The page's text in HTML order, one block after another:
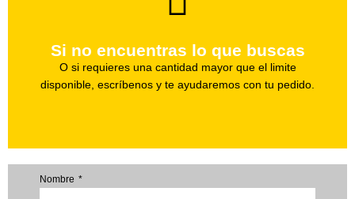
Si no encuentras lo que buscas
O si requieres una cantidad mayor que el limite
disponible, escríbenos y te ayudaremos con tu pedido.
Haz tu pedido
Nombre